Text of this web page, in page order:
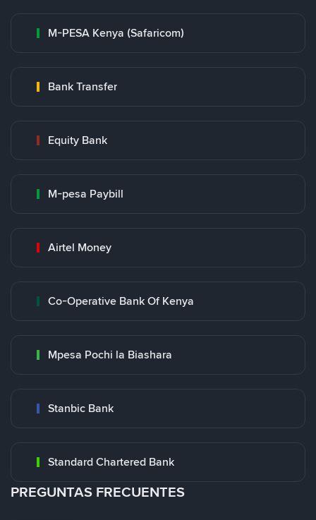
M-PESA Kenya (Safaricom)
Bank Transfer
Equity Bank
M-pesa Paybill
Airtel Money
Co-Operative Bank Of Kenya
Mpesa Pochi la Biashara
Stanbic Bank
Standard Chartered Bank
PREGUNTAS FRECUENTES